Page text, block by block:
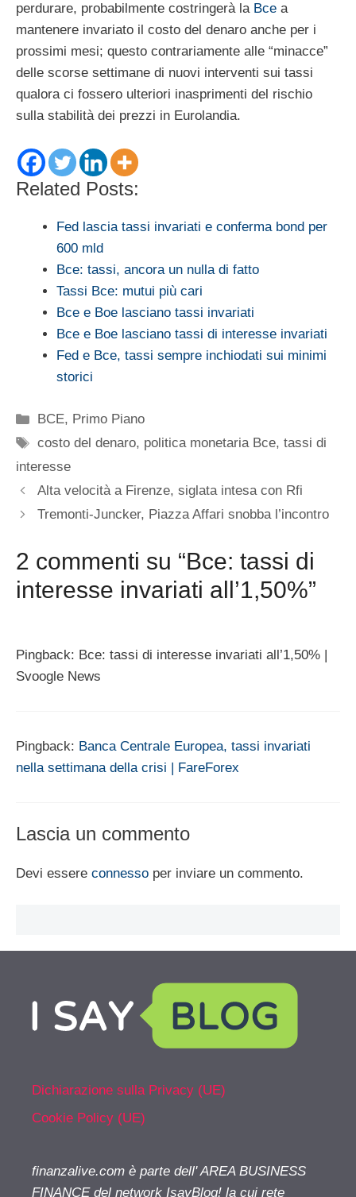
perdurare, probabilmente costringerà la Bce a
mantenere invariato il costo del denaro anche per i
prossimi mesi; questo contrariamente alle “minacce”
delle scorse settimane di nuovi interventi sui tassi
qualora ci fossero ulteriori inasprimenti del rischio
sulla stabilità dei prezzi in Eurolandia.
Related Posts:
Fed lascia tassi invariati e conferma bond per
600 mld
Bce: tassi, ancora un nulla di fatto
Tassi Bce: mutui più cari
Bce e Boe lasciano tassi invariati
Bce e Boe lasciano tassi di interesse invariati
Fed e Bce, tassi sempre inchiodati sui minimi
storici
Categorie
BCE, Primo Piano
Tag
costo del denaro, politica monetaria Bce,tassi di
interesse
Alta velocità a Firenze, siglata intesa con Rfi
Tremonti-Juncker, Piazza Affari snobba l’incontro
2 commenti su “Bce: tassi di
interesse invariati all’1,50%”
Pingback: Bce: tassi di interesse invariati all’1,50% |
Svoogle News
Pingback: Banca Centrale Europea, tassi invariati
nella settimana della crisi | FareForex
Lascia un commento
Devi essere connesso per inviare un commento.
Dichiarazione sulla Privacy (UE)
Cookie Policy (UE)
finanzalive.com è parte dell' AREA BUSINESS
FINANCE del network IsayBlog! la cui rete